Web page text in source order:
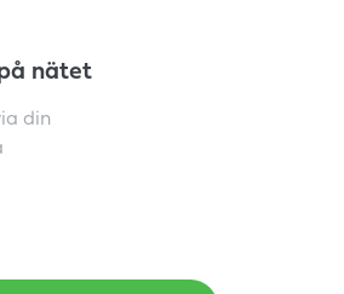
nätet
din